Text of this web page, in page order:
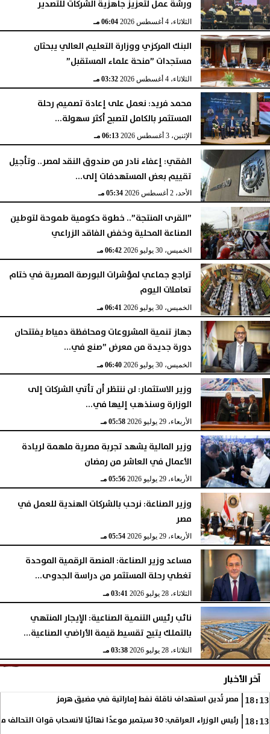
ورشة عمل لتعزيز جاهزية الشركات للتصدير
الثلاثاء، 4 أغسطس 2026 06:04 مـ
البنك المركزي ووزارة التعليم العالي يبحثان
مستجدات ”منحة علماء المستقبل”
الثلاثاء، 4 أغسطس 2026 03:32 مـ
محمد فريد: نعمل على إعادة تصميم رحلة
المستثمر بالكامل لتصبح أكثر سهولة...
الإثنين، 3 أغسطس 2026 06:13 مـ
الفقي: إعفاء نادر من صندوق النقد لمصر.. وتأجيل
تقييم بعض المستهدفات إلى...
الأحد، 2 أغسطس 2026 05:34 مـ
”القرى المنتجة”.. خطوة حكومية طموحة لتوطين
الصناعة المحلية وخفض الفاقد الزراعي
الخميس، 30 يوليو 2026 06:42 مـ
تراجع جماعي لمؤشرات البورصة المصرية في ختام
تعاملات اليوم
الخميس، 30 يوليو 2026 06:41 مـ
جهاز تنمية المشروعات ومحافظة دمياط يفتتحان
دورة جديدة من معرض ”صنع في...
الخميس، 30 يوليو 2026 06:40 مـ
وزير الاستثمار: لن ننتظر أن تأتي الشركات إلى
الوزارة وسنذهب إليها في...
الأربعاء، 29 يوليو 2026 05:58 مـ
وزير المالية يشهد تجربة مصرية ملهمة لريادة
الأعمال في العاشر من رمضان
الأربعاء، 29 يوليو 2026 05:56 مـ
وزير الصناعة: نرحب بالشركات الهندية للعمل في
مصر
الأربعاء، 29 يوليو 2026 05:54 مـ
مساعد وزير الصناعة: المنصة الرقمية الموحدة
تغطي رحلة المستثمر من دراسة الجدوى...
الثلاثاء، 28 يوليو 2026 03:41 مـ
نائب رئيس التنمية الصناعية: الإيجار المنتهي
بالتملك يتيح تقسيط قيمة الأراضي الصناعية...
الثلاثاء، 28 يوليو 2026 03:38 مـ
آخر الأخبار
18:13 مصر تُدين استهداف ناقلة نفط إماراتية في مضيق هرمز
18:13 رئيس الوزراء العراقي: 30 سبتمبر موعدًا نهائيًا لانسحاب قوات التحالف من العراق